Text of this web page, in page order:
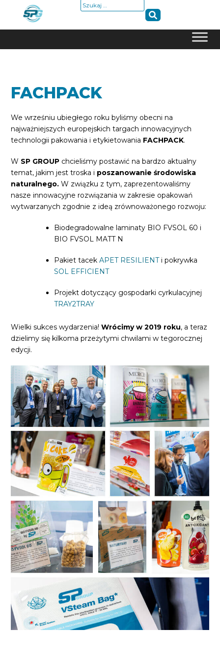
Szukaj:
FACHPACK
We wrześniu ubiegłego roku byliśmy obecni na
najważniejszych europejskich targach innowacyjnych
technologii pakowania i etykietowania FACHPACK.
W SP GROUP chcieliśmy postawić na bardzo aktualny
temat, jakim jest troska i poszanowanie środowiska
naturalnego. W związku z tym, zaprezentowaliśmy
nasze innowacyjne rozwiązania w zakresie opakowań
wytwarzanych zgodnie z ideą zrównoważonego rozwoju:
Biodegradowalne laminaty BIO FVSOL 60 i
BIO FVSOL MATT N
Pakiet tacekAPET RESILIENTi pokrywka
SOL EFFICIENT
Projekt dotyczący gospodarki cyrkulacyjnej
TRAY2TRAY
Wielki sukces wydarzenia!Wrócimy w 2019 roku, a teraz
dzielimy się kilkoma przeżytymi chwilami w tegorocznej
edycji.